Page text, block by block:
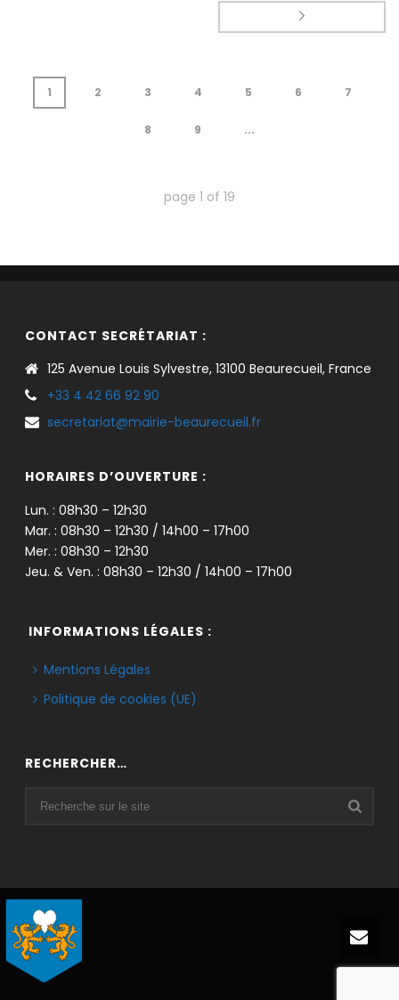
1 2 3 4 5 6 7
8 9 ...
page 1 of 19
CONTACT SECRÉTARIAT :
125 Avenue Louis Sylvestre, 13100 Beaurecueil, France
+33 4 42 66 92 90
secretariat@mairie-beaurecueil.fr
HORAIRES D’OUVERTURE :
Lun. : 08h30 – 12h30
Mar. : 08h30 – 12h30 / 14h00 – 17h00
Mer. : 08h30 – 12h30
Jeu. & Ven. : 08h30 – 12h30 / 14h00 – 17h00
INFORMATIONS LÉGALES :
Mentions Légales
Politique de cookies (UE)
RECHERCHER…